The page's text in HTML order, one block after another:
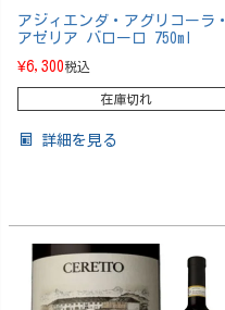
アジィエンダ・アグリコーラ・
アゼリア バローロ 750ml
¥6,300税込
在庫切れ
詳細を見る